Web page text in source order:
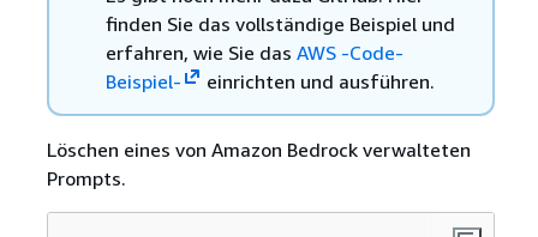
finden Sie das vollständige Beispiel und
erfahren, wie Sie das AWS -Code-
Beispiel-
einrichten und ausführen.
Löschen eines von Amazon Bedrock verwalteten
Prompts.